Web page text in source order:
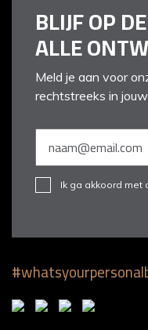
BLIJF OP
ALLE
Meld je aan voor
rechtstreeks in
Ik ga akkoord met